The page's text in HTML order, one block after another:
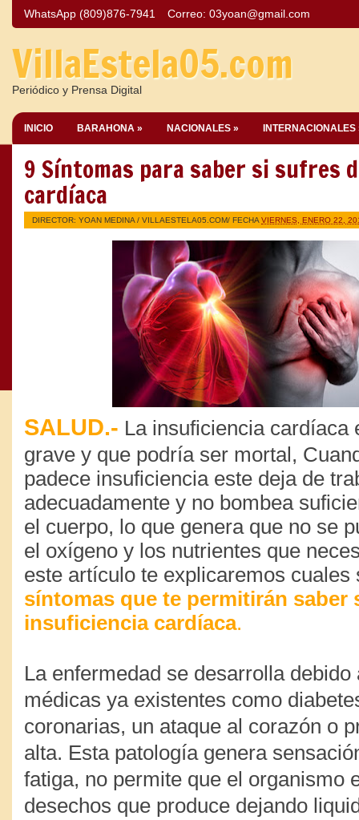
WhatsApp (809)876-7941 Correo: 03yoan@gmail.com
VillaEstela05.com
Periódico y Prensa Digital
INICIO BARAHONA » NACIONALES » INTERNACIONALES
9 Síntomas para saber si sufres
cardíaca
DIRECTOR: YOAN MEDINA / VILLAESTELA05.COM/ FECHA VIERNES, ENERO 22,
SALUD.- La insuficiencia cardíaca
grave y que podría ser mortal,
padece insuficiencia este deja de
adecuadamente y no bombea
el cuerpo, lo que genera que no se
el oxígeno y los nutrientes que
este artículo te explicaremos
síntomas que te permitirán saber
insuficiencia cardíaca.
La enfermedad se desarrolla debido
médicas ya existentes como
coronarias, un ataque al corazón o
alta. Esta patología genera
fatiga, no permite que el organismo
desechos que produce dejando